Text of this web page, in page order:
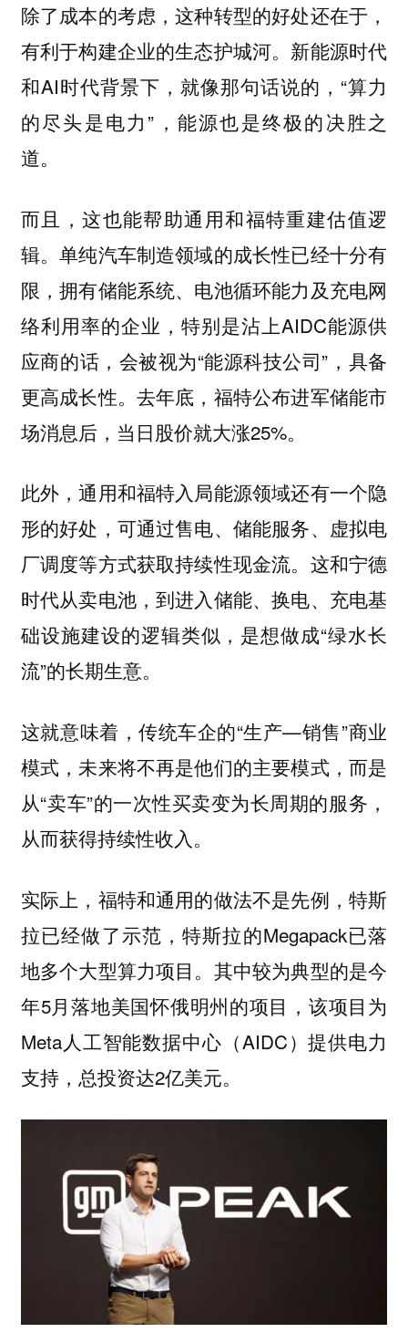
除了成本的考虑，这种转型的好处还在于，
有利于构建企业的生态护城河。新能源时代
和AI时代背景下，就像那句话说的，“算力
的尽头是电力”，能源也是终极的决胜之
道。
而且，这也能帮助通用和福特重建估值逻
辑。单纯汽车制造领域的成长性已经十分有
限，拥有储能系统、电池循环能力及充电网
络利用率的企业，特别是沾上AIDC能源供
应商的话，会被视为“能源科技公司”，具备
更高成长性。去年底，福特公布进军储能市
场消息后，当日股价就大涨25%。
此外，通用和福特入局能源领域还有一个隐
形的好处，可通过售电、储能服务、虚拟电
厂调度等方式获取持续性现金流。这和宁德
时代从卖电池，到进入储能、换电、充电基
础设施建设的逻辑类似，是想做成“绿水长
流”的长期生意。
这就意味着，传统车企的“生产—销售”商业
模式，未来将不再是他们的主要模式，而是
从“卖车”的一次性买卖变为长周期的服务，
从而获得持续性收入。
实际上，福特和通用的做法不是先例，特斯
拉已经做了示范，特斯拉的Megapack已落
地多个大型算力项目。其中较为典型的是今
年5月落地美国怀俄明州的项目，该项目为
Meta人工智能数据中心（AIDC）提供电力
支持，总投资达2亿美元。